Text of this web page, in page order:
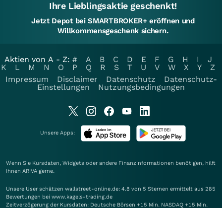
Ihre Lieblingsaktie geschenkt!
Jetzt Depot bei SMARTBROKER+ eröffnen und
Willkommensgeschenk sichern.
Aktien von A - Z: # A B C D E F G H I
J
K
L M N O P Q R S T U V W X Y
Z
Impressum
Disclaimer Datenschutz
Datenschutz-
Einstellungen
Nutzungsbedingungen
Unsere Apps:
Wenn Sie Kursdaten, Widgets oder andere Finanzinformationen benötigen, hilft
Ihnen ARIVA gerne.
Unsere User schätzen wallstreet-online.de: 4.8 von 5 Sternen ermittelt aus 285
Bewertungen bei www.kagels-trading.de
Zeitverzögerung der Kursdaten: Deutsche Börsen +15 Min. NASDAQ +15 Min.